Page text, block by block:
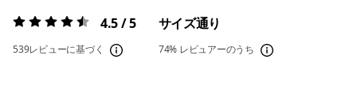
評価:4.5 / 5 4.5 / 5
539レビューに基づく
サイズ通り
74% レビュアーのうち